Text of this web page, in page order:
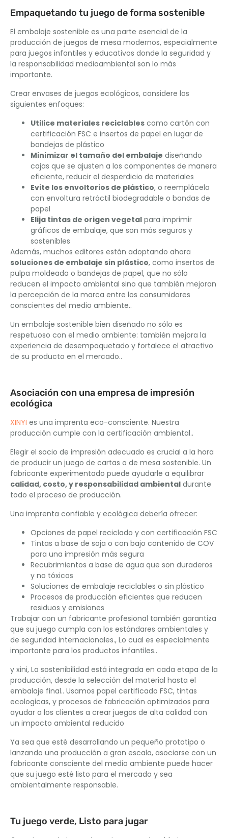
Empaquetando tu juego de forma sostenible
El embalaje sostenible es una parte esencial de la
producción de juegos de mesa modernos, especialmente
para juegos infantiles y educativos donde la seguridad y
la responsabilidad medioambiental son lo más
importante.
Crear envases de juegos ecológicos, considere los
siguientes enfoques:
Utilice materiales reciclables como cartón con
certificación FSC e insertos de papel en lugar de
bandejas de plástico
Minimizar el tamaño del embalaje diseñando
cajas que se ajusten a los componentes de manera
eficiente, reducir el desperdicio de materiales
Evite los envoltorios de plástico, o reemplácelo
con envoltura retráctil biodegradable o bandas de
papel
Elija tintas de origen vegetal para imprimir
gráficos de embalaje, que son más seguros y
sostenibles
Además, muchos editores están adoptando ahora
soluciones de embalaje sin plástico, como insertos de
pulpa moldeada o bandejas de papel, que no sólo
reducen el impacto ambiental sino que también mejoran
la percepción de la marca entre los consumidores
conscientes del medio ambiente..
Un embalaje sostenible bien diseñado no sólo es
respetuoso con el medio ambiente: también mejora la
experiencia de desempaquetado y fortalece el atractivo
de su producto en el mercado..
Asociación con una empresa de impresión
ecológica
XINYI es una imprenta eco-consciente. Nuestra
producción cumple con la certificación ambiental..
Elegir el socio de impresión adecuado es crucial a la hora
de producir un juego de cartas o de mesa sostenible. Un
fabricante experimentado puede ayudarle a equilibrar
calidad, costo, y responsabilidad ambiental durante
todo el proceso de producción.
Una imprenta confiable y ecológica debería ofrecer:
Opciones de papel reciclado y con certificación FSC
Tintas a base de soja o con bajo contenido de COV
para una impresión más segura
Recubrimientos a base de agua que son duraderos
y no tóxicos
Soluciones de embalaje reciclables o sin plástico
Procesos de producción eficientes que reducen
residuos y emisiones
Trabajar con un fabricante profesional también garantiza
que su juego cumpla con los estándares ambientales y
de seguridad internacionales., Lo cual es especialmente
importante para los productos infantiles..
y xini, La sostenibilidad está integrada en cada etapa de la
producción, desde la selección del material hasta el
embalaje final.. Usamos papel certificado FSC, tintas
ecologicas, y procesos de fabricación optimizados para
ayudar a los clientes a crear juegos de alta calidad con
un impacto ambiental reducido
Ya sea que esté desarrollando un pequeño prototipo o
lanzando una producción a gran escala, asociarse con un
fabricante consciente del medio ambiente puede hacer
que su juego esté listo para el mercado y sea
ambientalmente responsable.
Tu juego verde, Listo para jugar